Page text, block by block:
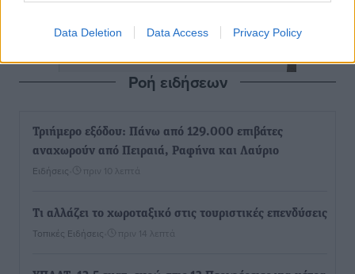
Data Deletion Data Access Privacy Policy
Ροή ειδήσεων
Τριήμερο εξόδου: Πάνω από 129.000 επιβάτες
αναχωρούν από Πειραιά, Ραφήνα και Λαύριο
Ειδήσεις πριν 10 λεπτά
Τι αλλάζει το χωροταξικό στις τουριστικές επενδύσεις
Τοπικές Ειδήσεις πριν 14 λεπτά